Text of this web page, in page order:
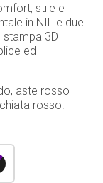
stile e
in NIL e due
stampa 3D
ed
aste rosso
rosso.